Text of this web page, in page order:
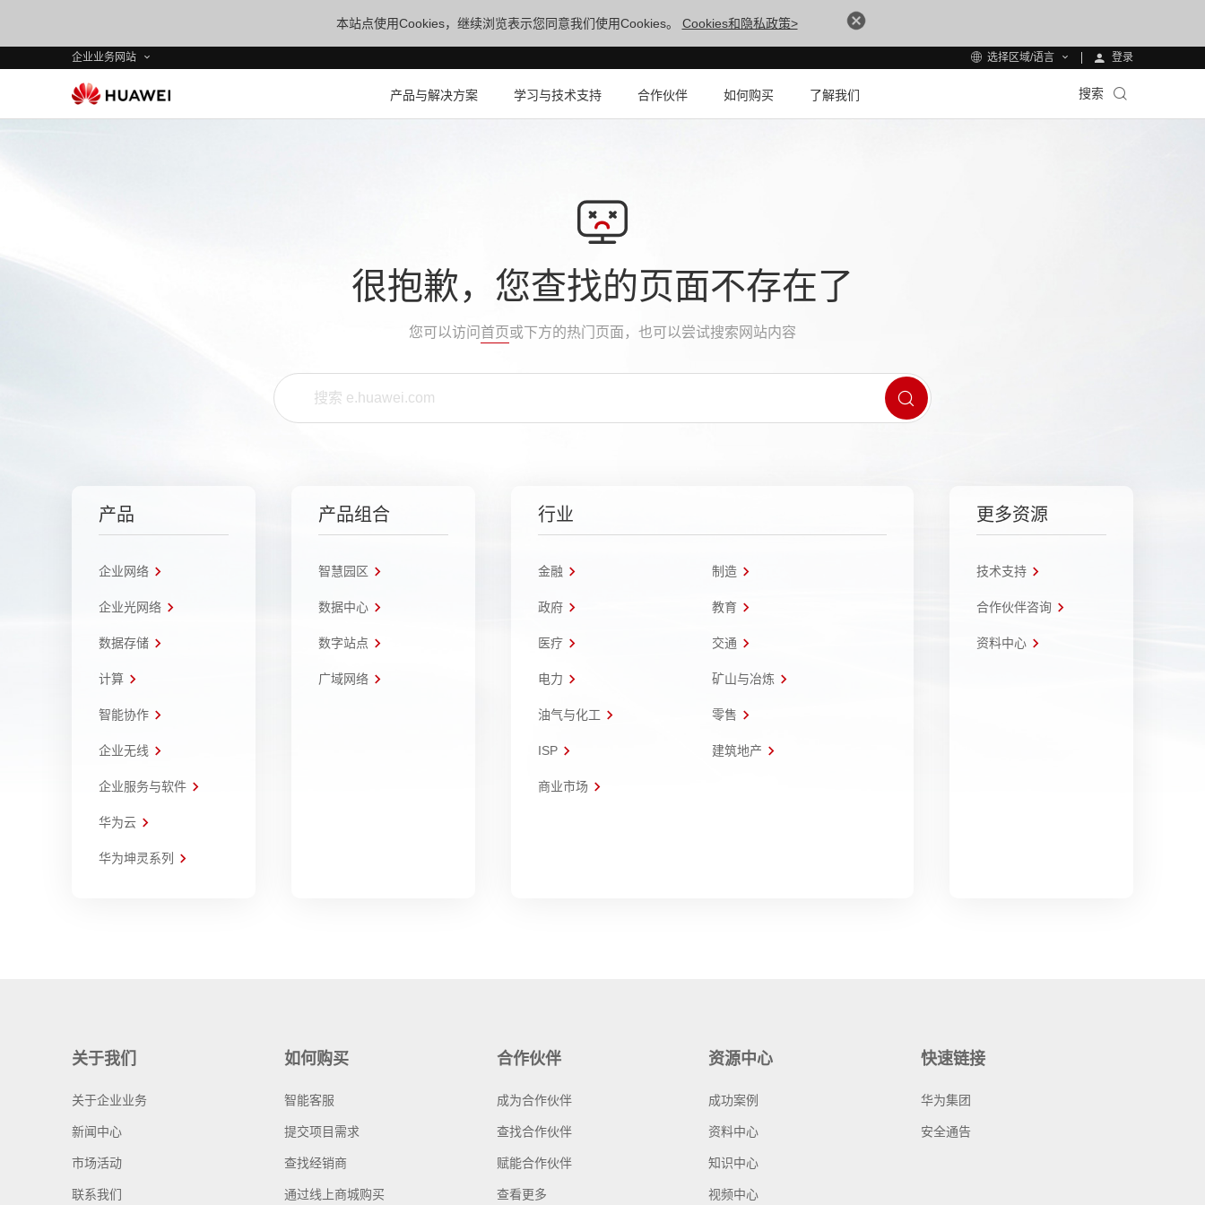
本站点使用Cookies，继续浏览表示您同意我们使用Cookies。 Cookies和隐私政策>
企业业务网站 选择区域/语言 登录
产品与解决方案 学习与技术支持 合作伙伴 如何购买 了解我们 搜索
很抱歉，您查找的页面不存在了
您可以访问 首页或下方的热门页面，也可以尝试搜索网站内容
产品
企业网络
企业光网络
数据存储
计算
智能协作
企业无线
企业服务与软件
华为云
华为坤灵系列
产品组合
智慧园区
数据中心
数字站点
广域网络
行业
金融 制造
政府 教育
医疗 交通
电力 矿山与冶炼
油气与化工 零售
ISP 建筑地产
商业市场
更多资源
技术支持
合作伙伴咨询
资料中心
关于我们
关于企业业务
新闻中心
市场活动
联系我们
如何购买
智能客服
提交项目需求
查找经销商
通过线上商城购买
合作伙伴
成为合作伙伴
查找合作伙伴
赋能合作伙伴
查看更多
资源中心
成功案例
资料中心
知识中心
视频中心
快速链接
华为集团
安全通告